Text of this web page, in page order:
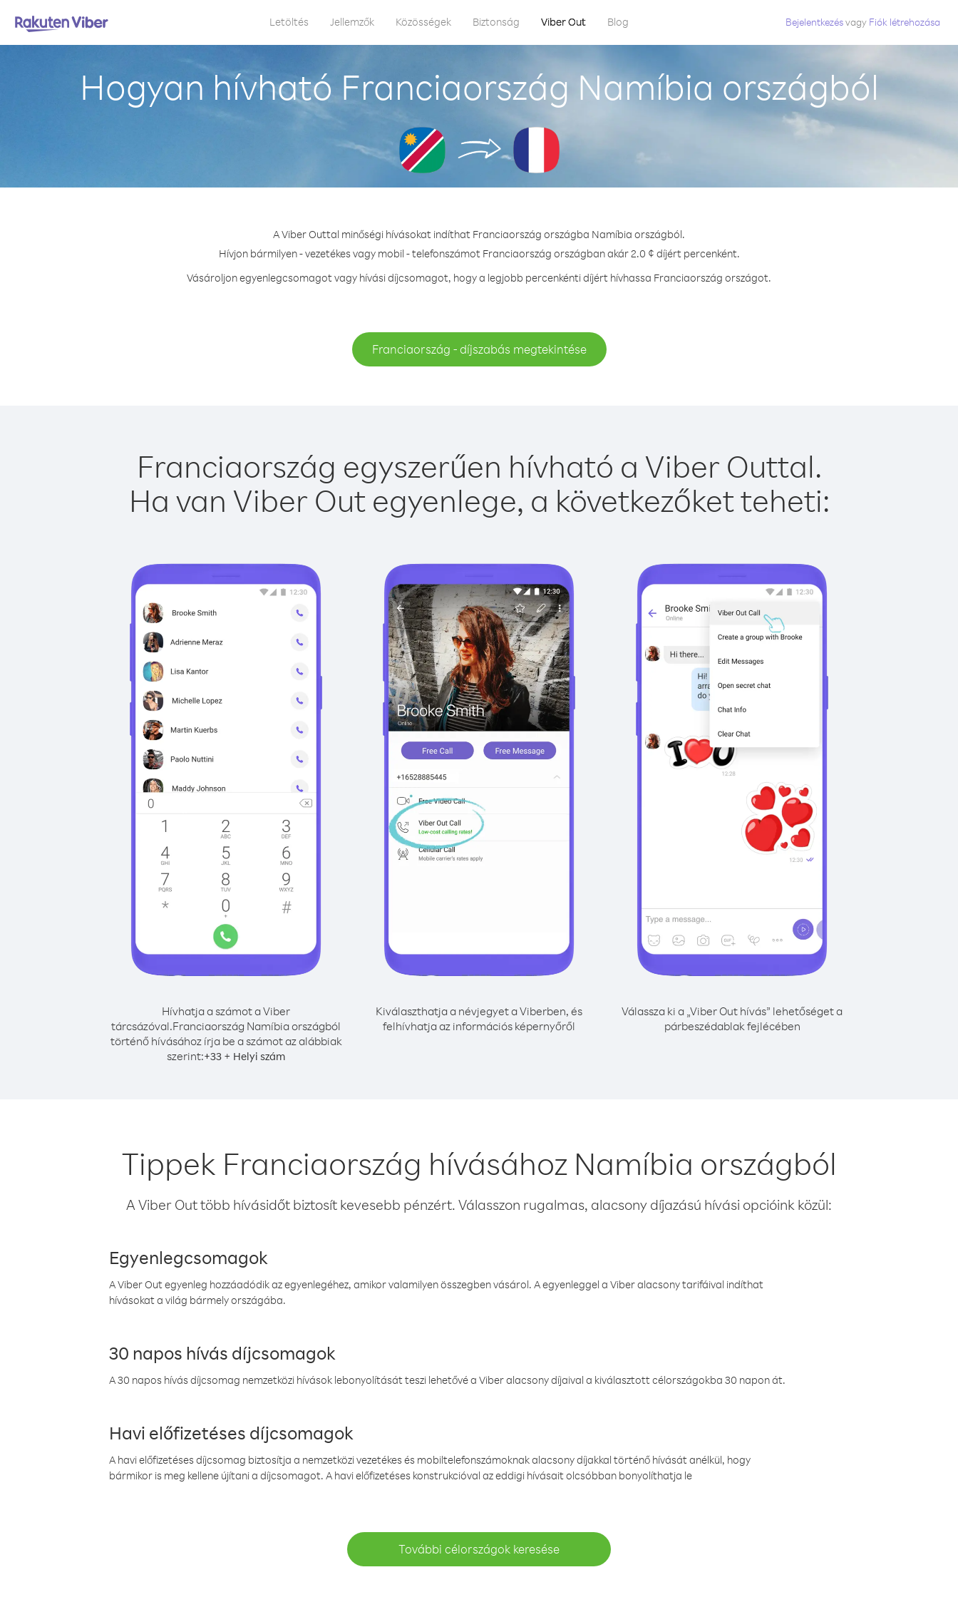
Letöltés Jellemzők Közösségek Biztonság Viber Out Blog Bejelentkezésvagy Fiók létrehozása
Hogyan hívható Franciaország Namíbia országból
A Viber Outtal minőségi hívásokat indíthat Franciaország országba Namíbia országból.
Hívjon bármilyen - vezetékes vagy mobil - telefonszámot Franciaország országban akár 2.0 ¢ díjért percenként.
Vásároljon egyenlegcsomagot vagy hívási díjcsomagot, hogy a legjobb percenkénti díjért hívhassa Franciaország országot.
Franciaország - díjszabás megtekintése
Franciaország egyszerűen hívható a Viber Outtal.
Ha van Viber Out egyenlege, a következőket teheti:
Hívhatja a számot a Viber
tárcsázóval.Franciaország Namíbia országból
történő hívásához írja be a számot az alábbiak
szerint:+33 + Helyi szám
Kiválaszthatja a névjegyet a Viberben, és
felhívhatja az információs képernyőről
Válassza ki a „Viber Out hívás” lehetőséget a
párbeszédablak fejlécében
Tippek Franciaország hívásához Namíbia országból
A Viber Out több hívásidőt biztosít kevesebb pénzért. Válasszon rugalmas, alacsony díjazású hívási opcióink közül:
Egyenlegcsomagok
A Viber Out egyenleg hozzáadódik az egyenlegéhez, amikor valamilyen összegben vásárol. A egyenleggel a Viber alacsony tarifáival indíthat
hívásokat a világ bármely országába.
30 napos hívás díjcsomagok
A 30 napos hívás díjcsomag nemzetközi hívások lebonyolítását teszi lehetővé a Viber alacsony díjaival a kiválasztott célországokba 30 napon át.
Havi előfizetéses díjcsomagok
A havi előfizetéses díjcsomag biztosítja a nemzetközi vezetékes és mobiltelefonszámoknak alacsony díjakkal történő hívását anélkül, hogy
bármikor is meg kellene újítani a díjcsomagot. A havi előfizetéses konstrukcióval az eddigi hívásait olcsóbban bonyolíthatja le
További célországok keresése